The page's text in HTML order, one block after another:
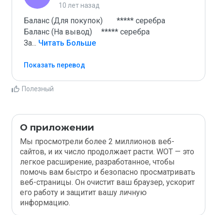
10 лет назад
Баланс (Для покупок)	***** серебра
Баланс (На вывод)	***** серебра
За... Читать Больше
Показать перевод
Полезный
О приложении
Мы просмотрели более 2 миллионов веб-
сайтов, и их число продолжает расти. WOT — это
легкое расширение, разработанное, чтобы
помочь вам быстро и безопасно просматривать
веб-страницы. Он очистит ваш браузер, ускорит
его работу и защитит вашу личную
информацию.